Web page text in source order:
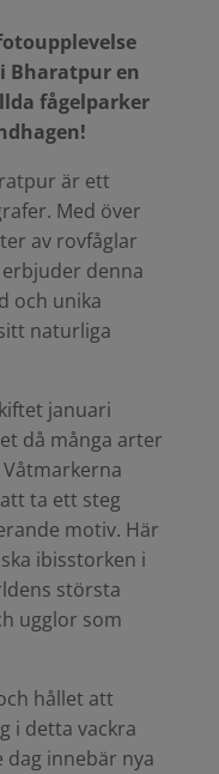
Bharatpur en
fågelparker
är ett
Med över
av rovfåglar
denna
och unika
naturliga
januari
då många arter
ta ett steg
motiv. Här
ibisstorken i
största
ugglor som
hållet att
i detta vackra
dag innebär nya